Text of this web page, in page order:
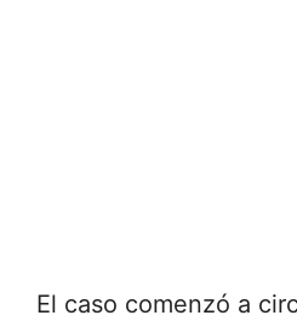
El caso comenzó a